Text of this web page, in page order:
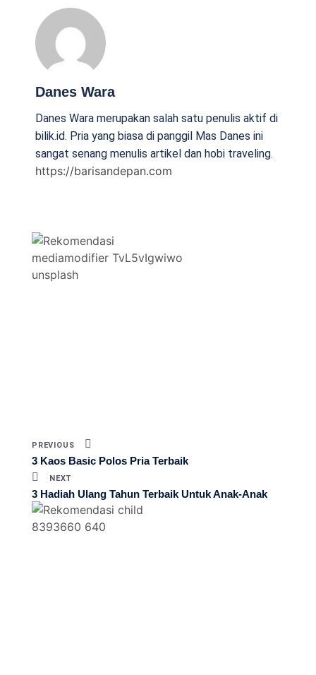
Danes Wara
Danes Wara merupakan salah satu penulis aktif di
bilik.id. Pria yang biasa di panggil Mas Danes ini
sangat senang menulis artikel dan hobi traveling.
https://barisandepan.com
PREVIOUS
3 Kaos Basic Polos Pria Terbaik
NEXT
3 Hadiah Ulang Tahun Terbaik Untuk Anak-Anak